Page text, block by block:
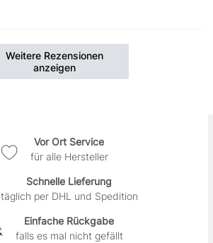
Weitere Rezensionen
anzeigen
Vor Ort Service
für alle Hersteller
Schnelle Lieferung
täglich per DHL und Spedition
Einfache Rückgabe
falls es mal nicht gefällt